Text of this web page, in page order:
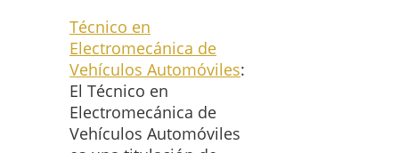
Técnico en
Electromecánica de
Vehículos Automóviles:
El Técnico en
Electromecánica de
Vehículos Automóviles